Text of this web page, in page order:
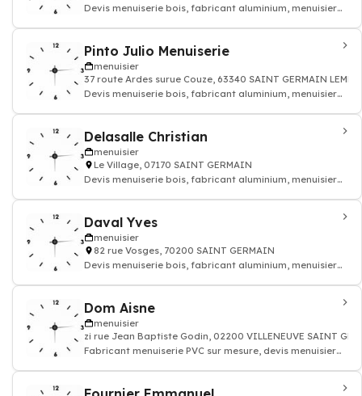
Devis menuiserie bois, fabricant aluminium, menuisier
Pinto Julio Menuiserie
menuisier
37 route Ardes surue Couze, 63340 SAINT GERMAIN
Devis menuiserie bois, fabricant aluminium, menuisier
Delasalle Christian
menuisier
Le Village, 07170 SAINT GERMAIN
Devis menuiserie bois, fabricant aluminium, menuisier
Daval Yves
menuisier
82 rue Vosges, 70200 SAINT GERMAIN
Devis menuiserie bois, fabricant aluminium, menuisier
Dom Aisne
menuisier
zi rue Jean Baptiste Godin, 02200 VILLENEUVE SAINT
Fabricant menuiserie PVC sur mesure, devis menuisier